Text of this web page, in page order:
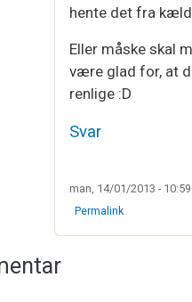
hente det fra
Eller måske skal
være glad for, at
renlige :D
Svar
man, 14/01/2013 - 10:59
Permalink